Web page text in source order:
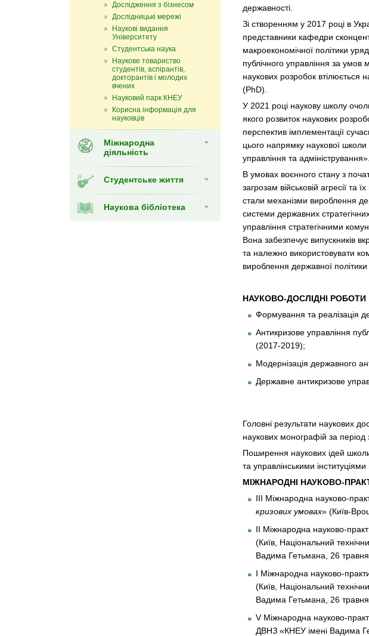
Дослідження з бізнесом
Дослідницькі мережі
Наукові видання
Університету
Студентська наука
Наукове товариство
студентів, аспірантів,
докторантів і молодих
вчених
Науковий парк КНЕУ
Корисна інформація для
науковців
Міжнародна
діяльність
Студентське життя
Наукова бібліотека
державності.
Зі створенням у 2017 році в
представники кафедри
макроекономічної політики
публічного управління за умов
наукових розробок втілюється
(PhD).
У 2021 році наукову школу
якого розвиток наукових
перспектив імплементації
цього напрямку наукової
управління та адміністрування».
В умовах воєнного стану з
загрозам військовій агресії
стали механізми вироблення
системи державних
управління стратегічними
Вона забезпечує випускників
та належно використовувати
вироблення державної політики
НАУКОВО-ДОСЛІДНІ РОБОТИ
Формування та реалізація
Антикризове управління
(2017-2019);
Модернізація державного
Державне антикризове
Головні результати наукових
наукових монографій за період
Поширення наукових ідей
та управлінськими
МІЖНАРОДНІ НАУКОВО-
ІIІ Міжнародна науково-
кризових умовах» (Київ-
ІІ Міжнародна науково-
(Київ, Національний
Вадима Гетьмана, 26
І Міжнародна науково-
(Київ, Національний
Вадима Гетьмана, 26
V Міжнародна науково-
ДВНЗ «КНЕУ імені Вадима